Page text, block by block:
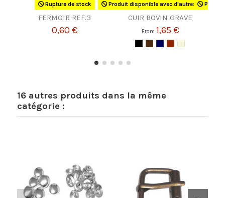
Rupture de stock
FERMOIR REF.3
0,60 €
Produit disponible avec d'autres options
CUIR BOVIN GRAVE
From 1,65 €
Produit
16 autres produits dans la même
catégorie :